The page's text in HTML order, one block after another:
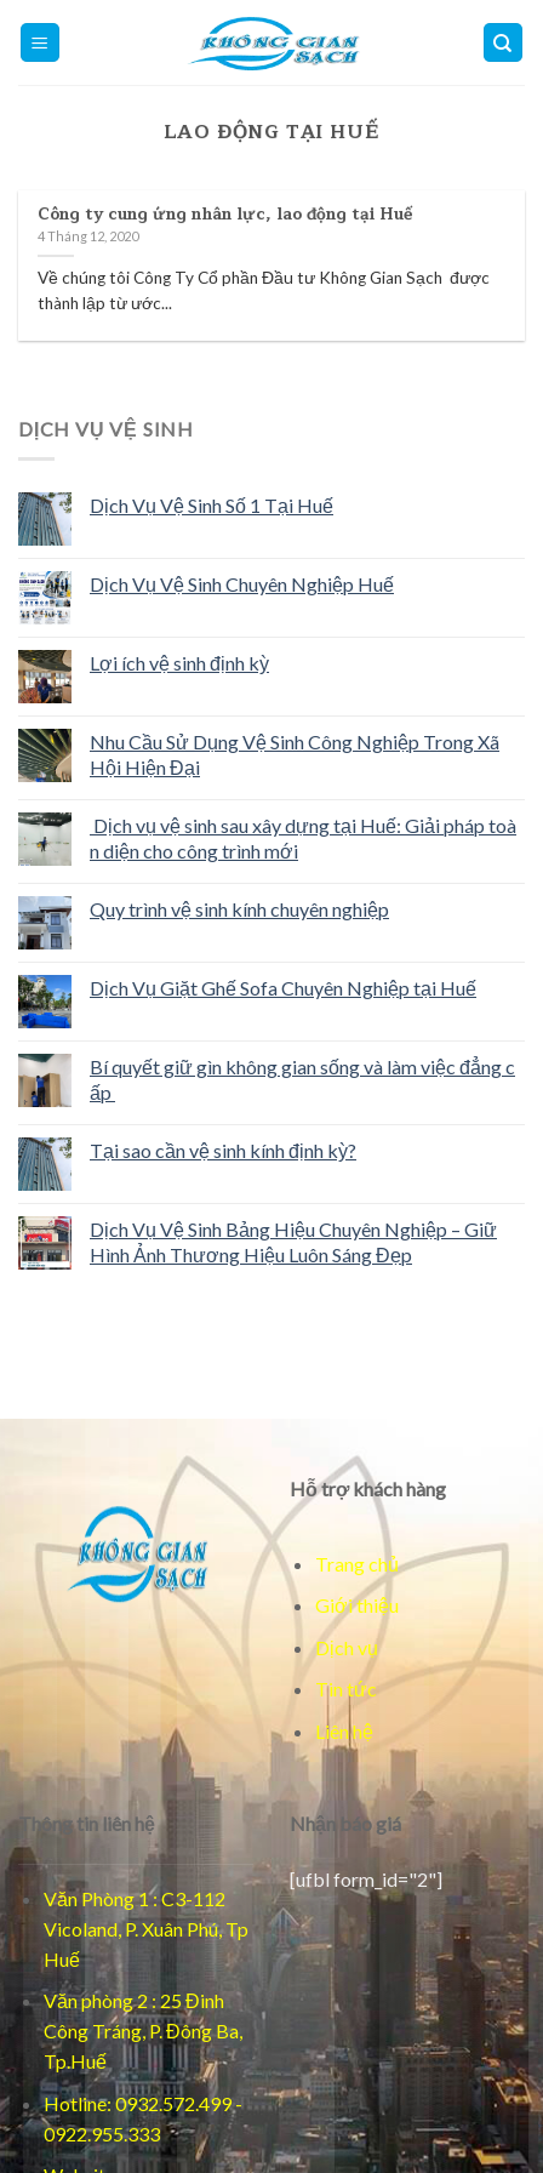
LAO ĐỘNG TẠI HUẾ
Công ty cung ứng nhân lực, lao động tại Huế
4 Tháng 12, 2020
Về chúng tôi Công Ty Cổ phần Đầu tư Không Gian Sạch được
thành lập từ ước...
DỊCH VỤ VỆ SINH
Dịch Vụ Vệ Sinh Số 1 Tại Huế
Dịch Vụ Vệ Sinh Chuyên Nghiệp Huế
Lợi ích vệ sinh định kỳ
Nhu Cầu Sử Dụng Vệ Sinh Công Nghiệp Trong Xã
Hội Hiện Đại
Dịch vụ vệ sinh sau xây dựng tại Huế: Giải pháp toà
n diện cho công trình mới
Quy trình vệ sinh kính chuyên nghiệp
Dịch Vụ Giặt Ghế Sofa Chuyên Nghiệp tại Huế
Bí quyết giữ gìn không gian sống và làm việc đẳng c
ấp
Tại sao cần vệ sinh kính định kỳ?
Dịch Vụ Vệ Sinh Bảng Hiệu Chuyên Nghiệp – Giữ
Hình Ảnh Thương Hiệu Luôn Sáng Đẹp
Hỗ trợ khách hàng
Trang chủ
Giới thiệu
Dịch vụ
Tin tức
Liên hệ
Thông tin liên hệ
Văn Phòng 1 : C3-112
Vicoland, P. Xuân Phú, Tp
Huế
Văn phòng 2 : 25 Đinh
Công Tráng, P. Đông Ba,
Tp.Huế
Hotline: 0932.572.499 -
0922.955.333
Nhận báo giá
[ufbl form_id="2"]